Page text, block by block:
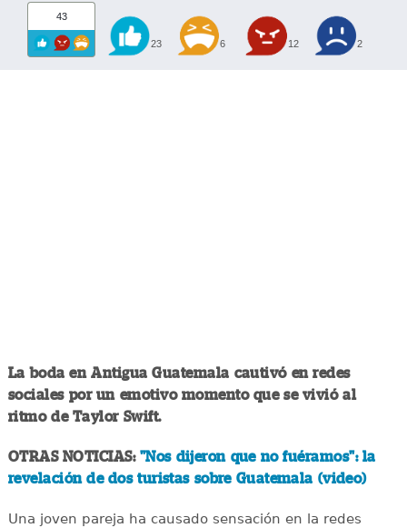
43
23 6 12 2
La boda en Antigua Guatemala cautivó en redes
sociales por un emotivo momento que se vivió al
ritmo de Taylor Swift.
OTRAS NOTICIAS:"Nos dijeron que no fuéramos": la
revelación de dos turistas sobre Guatemala (video)
Una joven pareja ha causado sensación en la redes